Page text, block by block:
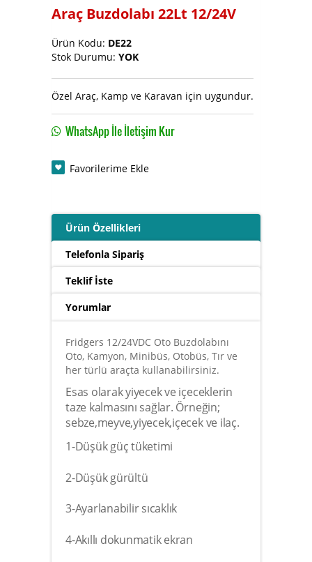
Soğutucu ve Buz Makinası
Araç Buzdolabı 22Lt 12/24V
Ürün Kodu: DE22
Stok Durumu: YOK
Özel Araç, Kamp ve Karavan için uygundur.
WhatsApp İle İletişim Kur
Favorilerime Ekle
Ürün Özellikleri
Telefonla Sipariş
Teklif İste
Yorumlar
Fridgers 12/24VDC Oto Buzdolabını
Oto, Kamyon, Minibüs, Otobüs, Tır ve
her türlü araçta kullanabilirsiniz.
Esas olarak yiyecek ve içeceklerin
taze kalmasını sağlar. Örneğin;
sebze,meyve,yiyecek,içecek ve ilaç.
1-Düşük güç tüketimi
2-Düşük gürültü
3-Ayarlanabilir sıcaklık
4-Akıllı dokunmatik ekran